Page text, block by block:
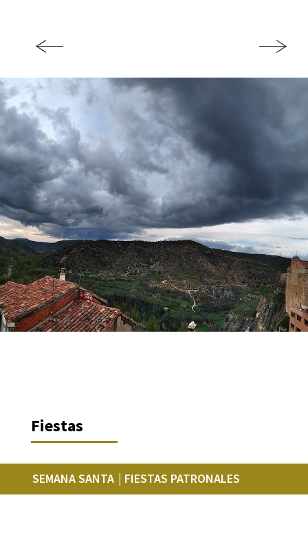
Fiestas
SEMANA SANTA | FIESTAS PATRONALES